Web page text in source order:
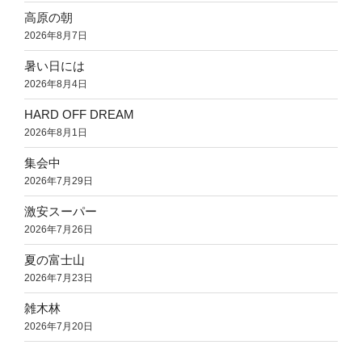
高原の朝
2026年8月7日
暑い日には
2026年8月4日
HARD OFF DREAM
2026年8月1日
集会中
2026年7月29日
激安スーパー
2026年7月26日
夏の富士山
2026年7月23日
雑木林
2026年7月20日